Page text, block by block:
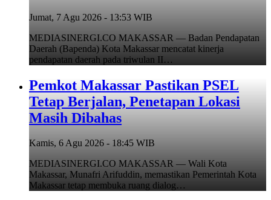
Jumat, 7 Agu 2026 - 13:53 WIB
MEDIASINERGI.CO MAKASSAR — Badan Pendapatan
Daerah (Bapenda) Kota Makassar mencatat kinerja
pendapatan daerah pada triwulan II…
Pemkot Makassar Pastikan PSEL
Tetap Berjalan, Penetapan Lokasi
Masih Dibahas
Kamis, 6 Agu 2026 - 18:45 WIB
MEDIASINERGI.CO MAKASSAR — Wali Kota
Makassar, Munafri Arifuddin, memastikan Pemerintah Kota
Makassar tetap membuka ruang dialog…